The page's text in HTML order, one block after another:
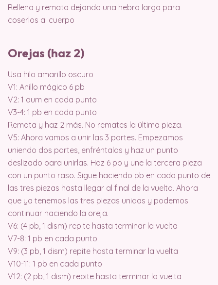
Rellena y remata dejando una hebra larga para
coserlos al cuerpo
Orejas (haz 2)
Usa hilo amarillo oscuro
V1: Anillo mágico 6 pb
V2: 1 aum en cada punto
V3-4: 1 pb en cada punto
Remata y haz 2 más. No remates la última pieza.
V5: Ahora vamos a unir las 3 partes. Empezamos
uniendo dos partes, enfréntalas y haz un punto
deslizado para unirlas. Haz 6 pb y une la tercera pieza
con un punto raso. Sigue haciendo pb en cada punto de
las tres piezas hasta llegar al final de la vuelta. Ahora
que ya tenemos las tres piezas unidas y podemos
continuar haciendo la oreja.
V6: (4 pb, 1 dism) repite hasta terminar la vuelta
V7-8: 1 pb en cada punto
V9: (3 pb, 1 dism) repite hasta terminar la vuelta
V10-11: 1 pb en cada punto
V12: (2 pb, 1 dism) repite hasta terminar la vuelta